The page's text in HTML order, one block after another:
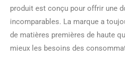
produit est conçu pour offrir une
incomparables. La marque a
de matières premières de haute
mieux les besoins des